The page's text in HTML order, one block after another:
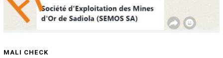
MALI CHECK